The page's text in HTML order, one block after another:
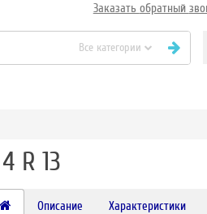
Заказать обратный
Все категории
R 13
Описание Характеристики